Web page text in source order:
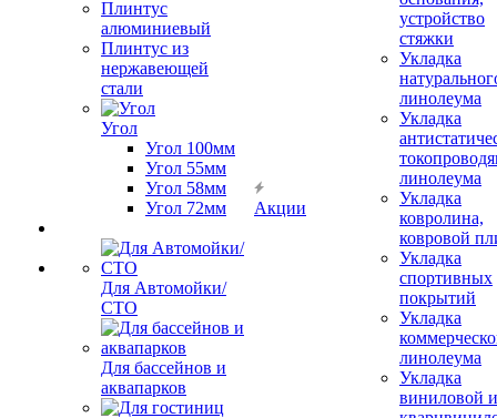
Плинтус
алюминиевый
Плинтус из
нержавеющей
стали
Угол
Угол 100мм
Угол 55мм
Угол 58мм
Угол 72мм
Для Автомойки/
СТО
Для бассейнов и
аквапарков
Акции
устройство
стяжки
Укладка
линолеума
Укладка
линолеума
Укладка
ковролина,
ковровой
Укладка
спортивных
покрытий
Укладка
линолеума
Укладка
виниловой и